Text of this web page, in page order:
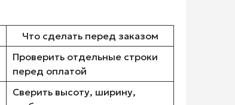
Что сделать перед заказом
Проверить отдельные строки
перед оплатой
Сверить высоту, ширину,